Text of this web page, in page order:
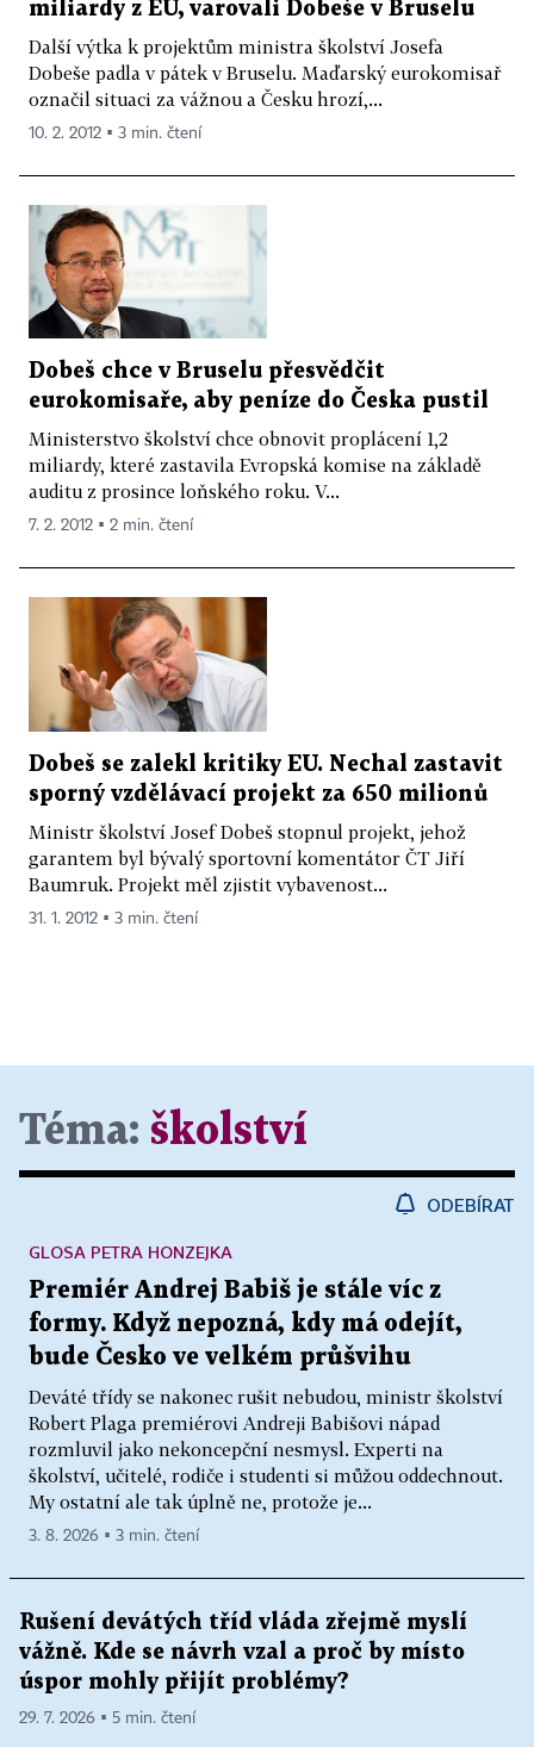
miliardy z EU, varovali Dobeše v Bruselu
Další výtka k projektům ministra školství Josefa
Dobeše padla v pátek v Bruselu. Maďarský eurokomisař
označil situaci za vážnou a Česku hrozí,...
10. 2. 2012 ▪ 3 min. čtení
Dobeš chce v Bruselu přesvědčit
eurokomisaře, aby peníze do Česka pustil
Ministerstvo školství chce obnovit proplácení 1,2
miliardy, které zastavila Evropská komise na základě
auditu z prosince loňského roku. V...
7. 2. 2012 ▪ 2 min. čtení
Dobeš se zalekl kritiky EU. Nechal zastavit
sporný vzdělávací projekt za 650 milionů
Ministr školství Josef Dobeš stopnul projekt, jehož
garantem byl bývalý sportovní komentátor ČT Jiří
Baumruk. Projekt měl zjistit vybavenost...
31. 1. 2012 ▪ 3 min. čtení
Téma: školství
ODEBÍRAT
Premiér Andrej Babiš je stále víc z
formy. Když nepozná, kdy má odejít,
bude Česko ve velkém průšvihu
Deváté třídy se nakonec rušit nebudou, ministr školství
Robert Plaga premiérovi Andreji Babišovi nápad
rozmluvil jako nekoncepční nesmysl. Experti na
školství, učitelé, rodiče i studenti si můžou oddechnout.
My ostatní ale tak úplně ne, protože je...
GLOSA PETRA HONZEJKA
3. 8. 2026 ▪ 3 min. čtení
Rušení devátých tříd vláda zřejmě myslí
vážně. Kde se návrh vzal a proč by místo
úspor mohly přijít problémy?
29. 7. 2026 ▪ 5 min. čtení